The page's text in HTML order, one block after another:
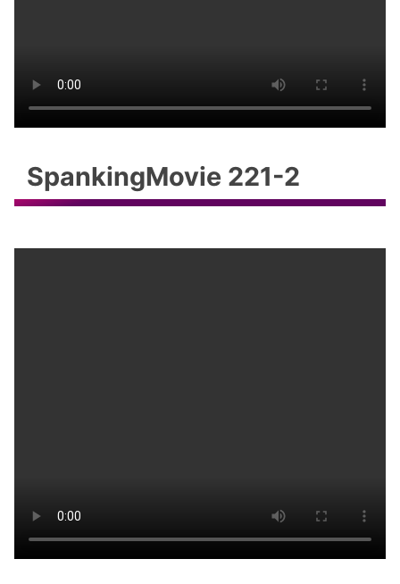
SpankingMovie 221-2